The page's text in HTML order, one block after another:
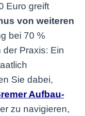
Euro greift
von weiteren
bei 70 %
Praxis: Ein
Sie dabei,
Aufbau-
zu navigieren,